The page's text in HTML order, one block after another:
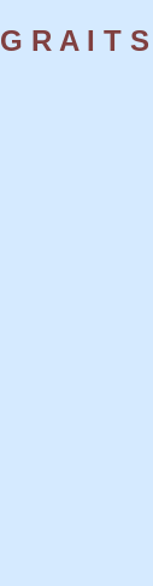
G R A I T